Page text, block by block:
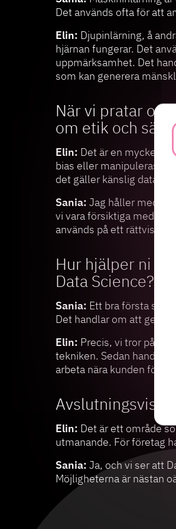
Det används ofta för att
Elin: Djupinlärning, å
hjärnan fungerar. Det
uppmärksamhet. Det
som kan generera
När vi pratar om
om etik och
Elin: Det är en mycket
bias eller manipuleras
det gäller känslig data.
Sania: Jag håller med.
vi vara försiktiga med
används på ett rättvist
Hur hjälper ni
Data Science?
Sania: Ett bra första
Det handlar om att ge
Elin: Precis, vi tror på att
tekniken. Sedan handlar
arbeta nära kunden för
Avslutningsvis,
Elin: Det är ett område
utmanande. För företag
Sania: Ja, och vi ser att
Möjligheterna är nästan